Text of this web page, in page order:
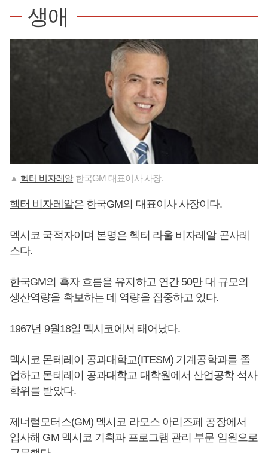
생애
▲ 헥터 비자레알한국GM 대표이사 사장.
헥터 비자레알은 한국GM의 대표이사 사장이다.
멕시코 국적자이며 본명은 헥터 라울 비자레알 곤사레
스다.
한국GM의 흑자 흐름을 유지하고 연간 50만 대 규모의
생산역량을 확보하는 데 역량을 집중하고 있다.
1967년 9월18일 멕시코에서 태어났다.
멕시코 몬테레이 공과대학교(ITESM) 기계공학과를 졸
업하고 몬테레이 공과대학교 대학원에서 산업공학 석사
학위를 받았다.
제너럴모터스(GM) 멕시코 라모스 아리즈페 공장에서
입사해 GM 멕시코 기획과 프로그램 관리 부문 임원으로